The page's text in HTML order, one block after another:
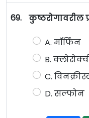
69. कुष्ठरोगावरील
A. मॉर्फिन
B.
C.
D. सल्फोन